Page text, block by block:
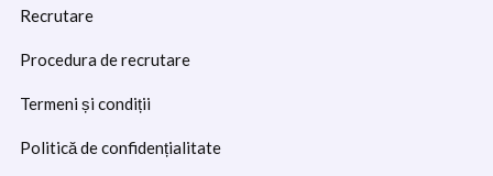
Recrutare
Procedura de recrutare
Termeni și condiții
Politică de confidențialitate